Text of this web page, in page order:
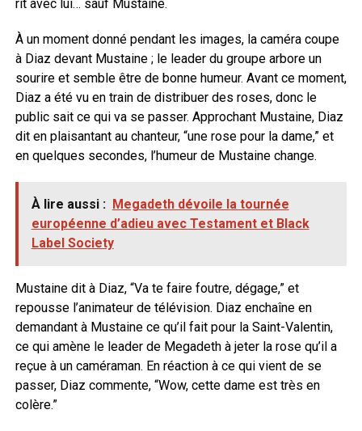
rit avec lui… sauf Mustaine.
À un moment donné pendant les images, la caméra coupe
à Diaz devant Mustaine ; le leader du groupe arbore un
sourire et semble être de bonne humeur. Avant ce moment,
Diaz a été vu en train de distribuer des roses, donc le
public sait ce qui va se passer. Approchant Mustaine, Diaz
dit en plaisantant au chanteur, “une rose pour la dame,” et
en quelques secondes, l’humeur de Mustaine change.
À lire aussi : Megadeth dévoile la tournée
européenne d’adieu avec Testament et Black
Label Society
Mustaine dit à Diaz, “Va te faire foutre, dégage,” et
repousse l’animateur de télévision. Diaz enchaîne en
demandant à Mustaine ce qu’il fait pour la Saint-Valentin,
ce qui amène le leader de Megadeth à jeter la rose qu’il a
reçue à un caméraman. En réaction à ce qui vient de se
passer, Diaz commente, “Wow, cette dame est très en
colère.”